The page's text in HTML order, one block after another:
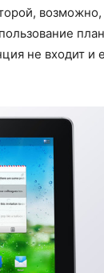
возможно,
не входит и